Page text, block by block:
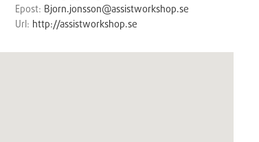
Epost: Bjorn.jonsson@assistworkshop.se
Url: http://assistworkshop.se